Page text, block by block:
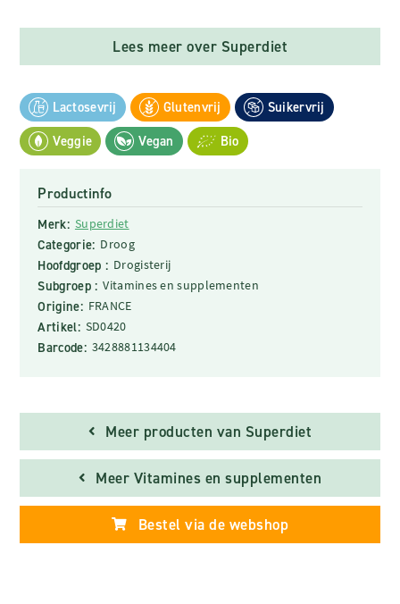
Lees meer over Superdiet
Lactosevrij Glutenvrij
Suikervrij
Veggie
Vegan Bio
Productinfo
Merk: Superdiet
Categorie: Droog
Hoofdgroep : Drogisterij
Subgroep : Vitamines en supplementen
Origine: FRANCE
Artikel: SD0420
Barcode: 3428881134404
Meer producten van Superdiet
Meer Vitamines en supplementen
Bestel via de webshop